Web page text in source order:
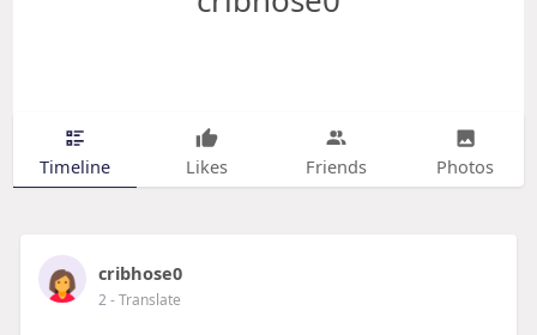
Timeline Likes Friends Photos
cribhose0
2- Translate